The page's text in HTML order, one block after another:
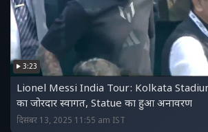
3:23
Lionel Messi India Tour: Kolkata
का जोरदार स्वागत, Statue का हुआ अनावरण
दिसंबर 13, 2025 11:55 am IST